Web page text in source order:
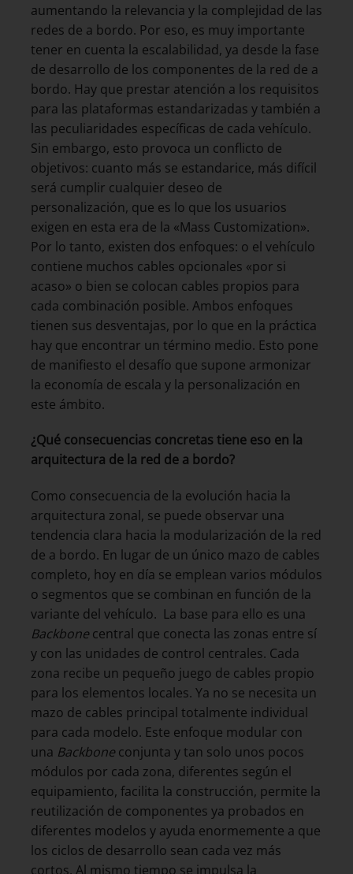
aumentando la relevancia y la complejidad de las
redes de a bordo. Por eso, es muy importante
tener en cuenta la escalabilidad, ya desde la fase
de desarrollo de los componentes de la red de a
bordo. Hay que prestar atención a los requisitos
para las plataformas estandarizadas y también a
las peculiaridades específicas de cada vehículo.
Sin embargo, esto provoca un conflicto de
objetivos: cuanto más se estandarice, más difícil
será cumplir cualquier deseo de
personalización, que es lo que los usuarios
exigen en esta era de la «Mass Customization».
Por lo tanto, existen dos enfoques: o el vehículo
contiene muchos cables opcionales «por si
acaso» o bien se colocan cables propios para
cada combinación posible. Ambos enfoques
tienen sus desventajas, por lo que en la práctica
hay que encontrar un término medio. Esto pone
de manifiesto el desafío que supone armonizar
la economía de escala y la personalización en
este ámbito.
¿Qué consecuencias concretas tiene eso en la
arquitectura de la red de a bordo?
Como consecuencia de la evolución hacia la
arquitectura zonal, se puede observar una
tendencia clara hacia la modularización de la red
de a bordo. En lugar de un único mazo de cables
completo, hoy en día se emplean varios módulos
o segmentos que se combinan en función de la
variante del vehículo. La base para ello es una
Backbone central que conecta las zonas entre sí
y con las unidades de control centrales. Cada
zona recibe un pequeño juego de cables propio
para los elementos locales. Ya no se necesita un
mazo de cables principal totalmente individual
para cada modelo. Este enfoque modular con
una Backbone conjunta y tan solo unos pocos
módulos por cada zona, diferentes según el
equipamiento, facilita la construcción, permite la
reutilización de componentes ya probados en
diferentes modelos y ayuda enormemente a que
los ciclos de desarrollo sean cada vez más
cortos. Al mismo tiempo se impulsa la